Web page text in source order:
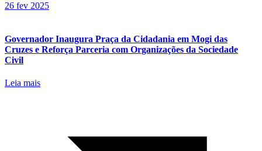
26 fev 2025
Governador Inaugura Praça da Cidadania em Mogi das
Cruzes e Reforça Parceria com Organizações da Sociedade
Civil
Leia mais